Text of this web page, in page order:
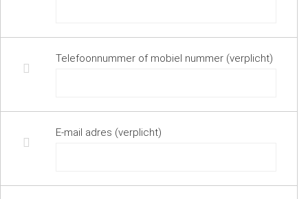
Telefoonnummer of mobiel nummer (verplicht)
E-mail adres (verplicht)